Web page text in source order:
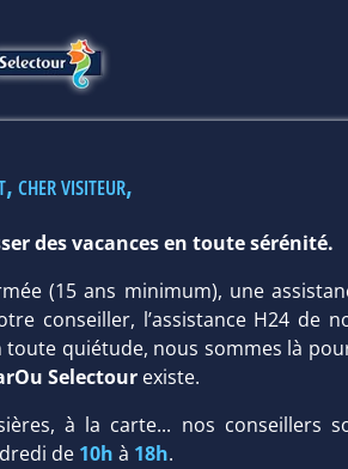
4*
cher visiteur,
des vacances en toute sérénité.
(15 ans minimum), une
conseiller, l’assistance H24 de
quiétude, nous sommes là
Selectourexiste.
à la carte... nos conseillers
de 10h à 18h.